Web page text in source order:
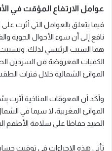
عوامل الارتفاع المؤقت في
فيما يتعلق بالعوامل التي أثرت
نافع إلى أن سوء الأحوال الجوية
هما السبب الرئيسي لذلك.
الكميات المعروضة من السردين
الموانئ الشمالية خلال فترات
وأكد أن المعوقات المناخية
الموانئ المغربية، لا سيما في
الصيد حفاظا على سلامة الأطقم
تأتي هذه الإجراءات في توقيت